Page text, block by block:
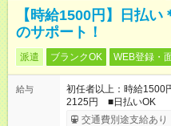
【時給1500円】日払
のサポート！
派遣 ブランクOK WEB登録・
給与
初任者以上：時給1500
2125円 ■日払いOK
交通費別途支給あり